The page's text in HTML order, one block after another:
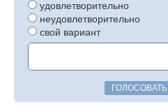
удовлетворительно
неудовлетворительно
свой вариант
ГОЛОСОВАТЬ